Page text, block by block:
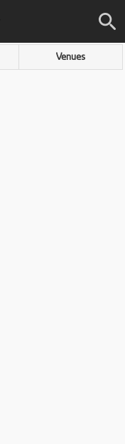
Venues